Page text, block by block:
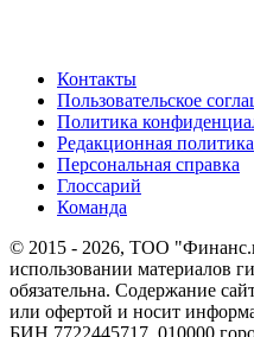
Контакты
Пользовательское
Политика
Редакционная политика
Персональная справка
Глоссарий
Команда
© 2015 - 2026, ТОО
использовании материалов
обязательна. Содержание
или офертой и носит
БИН 7722445717, 010000